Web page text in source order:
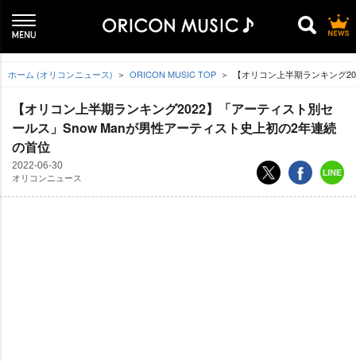
ホーム (オリコンニュース) ORICON MUSIC TOP 【オリコン上半期ランキング
【オリコン上半期ランキング2022】「アーティスト別セ
ールス」Snow Manが男性アーティスト史上初の2年連続
の首位
2022-06-30
オリコンニュース